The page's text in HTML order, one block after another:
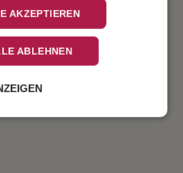
AKZEPTIEREN
ABLEHNEN